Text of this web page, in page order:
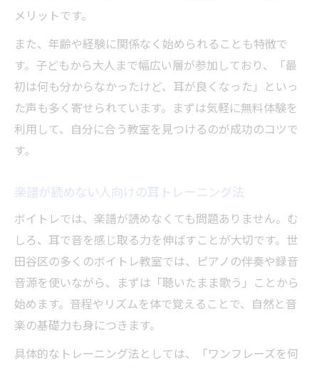
メリットです。
また、年齢や経験に関係なく始められることも特徴で
す。子どもから大人まで幅広い層が参加しており、「最
初は何も分からなかったけど、耳が良くなった」といっ
た声も多く寄せられています。まずは気軽に無料体験を
利用して、自分に合う教室を見つけるのが成功のコツで
す。
楽譜が読めない人向けの耳トレーニング法
ボイトレでは、楽譜が読めなくても問題ありません。む
しろ、耳で音を感じ取る力を伸ばすことが大切です。世
田谷区の多くのボイトレ教室では、ピアノの伴奏や録音
音源を使いながら、まずは「聴いたまま歌う」ことから
始めます。音程やリズムを体で覚えることで、自然と音
楽の基礎力も身につきます。
具体的なトレーニング法としては、「ワンフレーズを何